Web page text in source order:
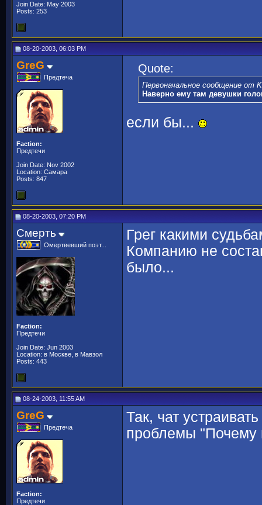
Join Date: May 2003
Posts: 253
08-20-2003, 06:03 PM
GreG
Предтеча
Faction:
Предтечи
Join Date: Nov 2002
Location: Самара
Posts: 847
Quote:
Первоначальное сообщение от
Наверно ему там девушки
если бы...
08-20-2003, 07:20 PM
Смерть
Омертвевший поэт...
Faction:
Предтечи
Join Date: Jun 2003
Location: в Москве, в Мавзол
Posts: 443
Грег какими
Компанию не
было...
08-24-2003, 11:55 AM
GreG
Предтеча
Faction:
Предтечи
Так, чат
проблемы "Почему